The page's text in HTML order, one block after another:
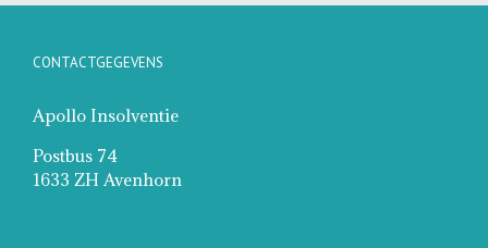
CONTACTGEGEVENS
Apollo Insolventie
Postbus 74
1633 ZH Avenhorn